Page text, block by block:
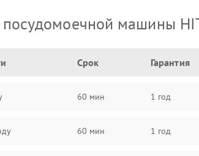
машины
Срок Гарантия
60 мин 1 год
60 мин 1 год